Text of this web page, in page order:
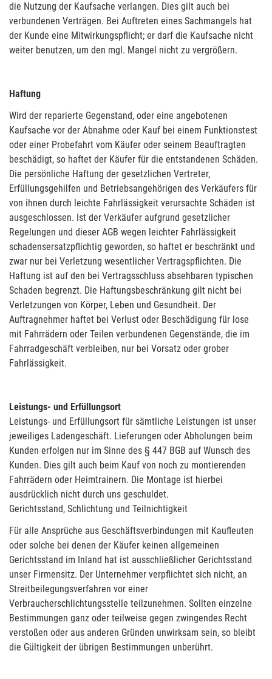
die Nutzung der Kaufsache verlangen. Dies gilt auch bei
verbundenen Verträgen. Bei Auftreten eines Sachmangels hat
der Kunde eine Mitwirkungspflicht; er darf die Kaufsache nicht
weiter benutzen, um den mgl. Mangel nicht zu vergrößern.
Haftung
Wird der reparierte Gegenstand, oder eine angebotenen
Kaufsache vor der Abnahme oder Kauf bei einem Funktionstest
oder einer Probefahrt vom Käufer oder seinem Beauftragten
beschädigt, so haftet der Käufer für die entstandenen Schäden.
Die persönliche Haftung der gesetzlichen Vertreter,
Erfüllungsgehilfen und Betriebsangehörigen des Verkäufers für
von ihnen durch leichte Fahrlässigkeit verursachte Schäden ist
ausgeschlossen. Ist der Verkäufer aufgrund gesetzlicher
Regelungen und dieser AGB wegen leichter Fahrlässigkeit
schadensersatzpflichtig geworden, so haftet er beschränkt und
zwar nur bei Verletzung wesentlicher Vertragspflichten. Die
Haftung ist auf den bei Vertragsschluss absehbaren typischen
Schaden begrenzt. Die Haftungsbeschränkung gilt nicht bei
Verletzungen von Körper, Leben und Gesundheit. Der
Auftragnehmer haftet bei Verlust oder Beschädigung für lose
mit Fahrrädern oder Teilen verbundenen Gegenstände, die im
Fahrradgeschäft verbleiben, nur bei Vorsatz oder grober
Fahrlässigkeit.
Leistungs- und Erfüllungsort
Leistungs- und Erfüllungsort für sämtliche Leistungen ist unser
jeweiliges Ladengeschäft. Lieferungen oder Abholungen beim
Kunden erfolgen nur im Sinne des § 447 BGB auf Wunsch des
Kunden. Dies gilt auch beim Kauf von noch zu montierenden
Fahrrädern oder Heimtrainern. Die Montage ist hierbei
ausdrücklich nicht durch uns geschuldet.
Gerichtsstand, Schlichtung und Teilnichtigkeit
Für alle Ansprüche aus Geschäftsverbindungen mit Kaufleuten
oder solche bei denen der Käufer keinen allgemeinen
Gerichtsstand im Inland hat ist ausschließlicher Gerichtsstand
unser Firmensitz. Der Unternehmer verpflichtet sich nicht, an
Streitbeilegungsverfahren vor einer
Verbraucherschlichtungsstelle teilzunehmen. Sollten einzelne
Bestimmungen ganz oder teilweise gegen zwingendes Recht
verstoßen oder aus anderen Gründen unwirksam sein, so bleibt
die Gültigkeit der übrigen Bestimmungen unberührt.